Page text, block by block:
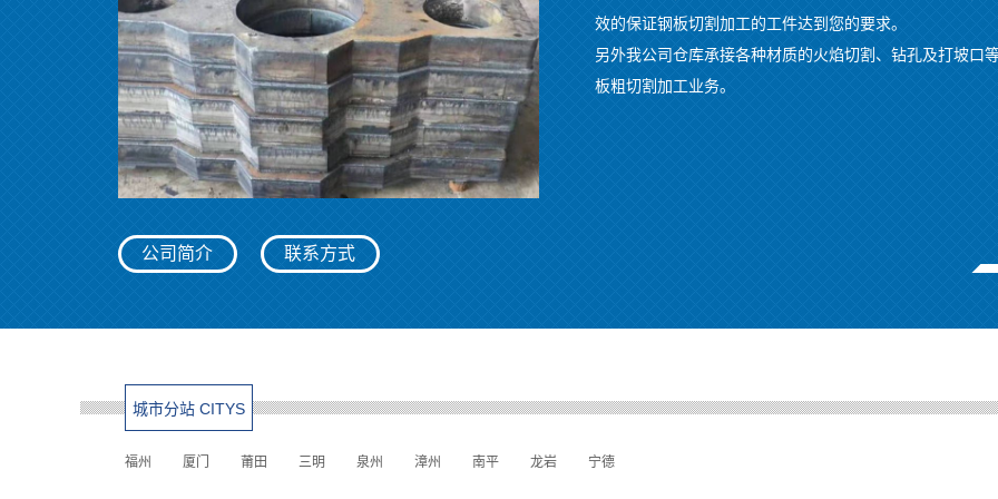
效的保证钢板切割加工的工件达到您的要求。
另外我公司仓库承接各种材质的火焰切割、钻孔及打坡口
板粗切割加工业务。
公司简介 联系方式
城市分站 CITYS
福州 厦门 莆田 三明 泉州 漳州 南平 龙岩 宁德